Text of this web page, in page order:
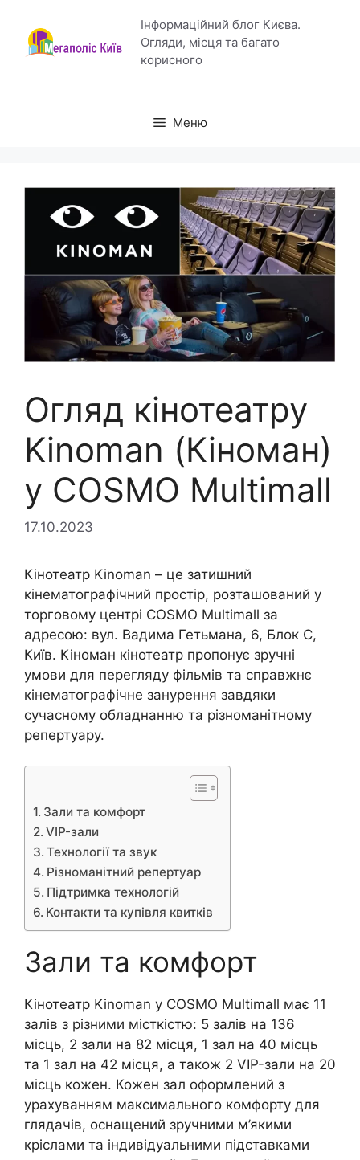
вмісту
Інформаційний блог Києва.
Огляди, місця та багато
корисного
Меню
Огляд кінотеатру
Kinoman (Кіноман)
у COSMO Multimall
17.10.2023
Кінотеатр Kinoman – це затишний
кінематографічний простір, розташований у
торговому центрі COSMO Multimall за
адресою: вул. Вадима Гетьмана, 6, Блок С,
Київ. Кіноман кінотеатр пропонує зручні
умови для перегляду фільмів та справжнє
кінематографічне занурення завдяки
сучасному обладнанню та різноманітному
репертуару.
Зали та комфорт
VIP-зали
Технології та звук
Різноманітний репертуар
Підтримка технологій
Контакти та купівля квитків
Зали та комфорт
Кінотеатр Kinoman у COSMO Multimall має 11
залів з різними місткістю: 5 залів на 136
місць, 2 зали на 82 місця, 1 зал на 40 місць
та 1 зал на 42 місця, а також 2 VIP-зали на 20
місць кожен. Кожен зал оформлений з
урахуванням максимального комфорту для
глядачів, оснащений зручними м’якими
кріслами та індивідуальними підставками